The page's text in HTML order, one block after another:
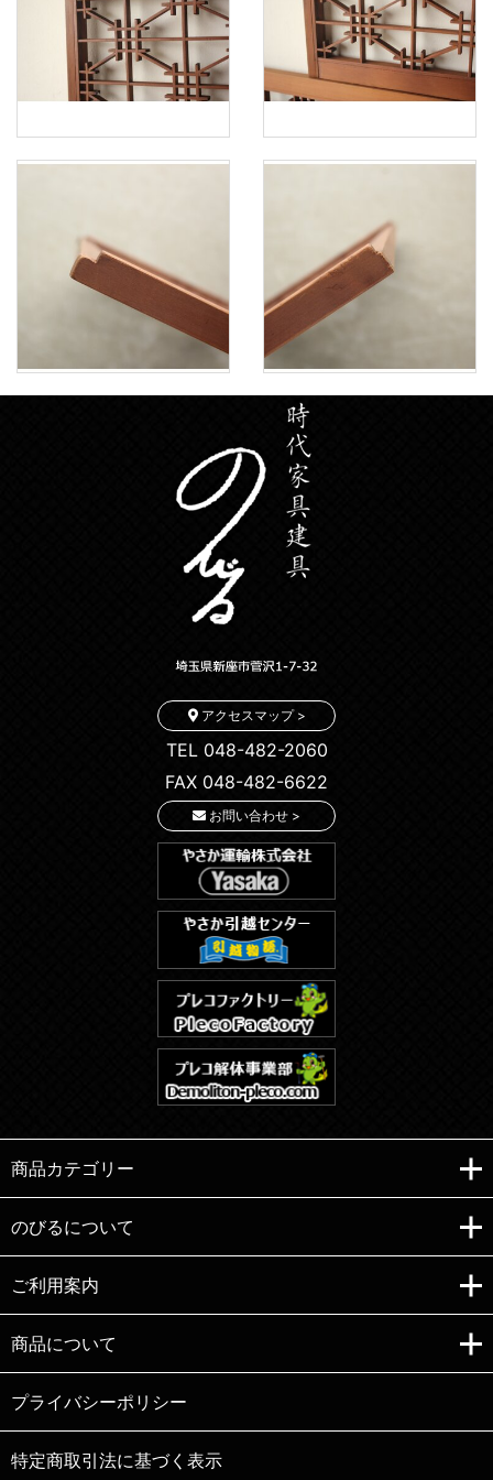
アクセスマップ >
TEL 048-482-2060
FAX 048-482-6622
お問い合わせ >
商品カテゴリー
のびるについて
ご利用案内
商品について
プライバシーポリシー
特定商取引法に基づく表示
Copyright (C)e-nobiru All right reserved.